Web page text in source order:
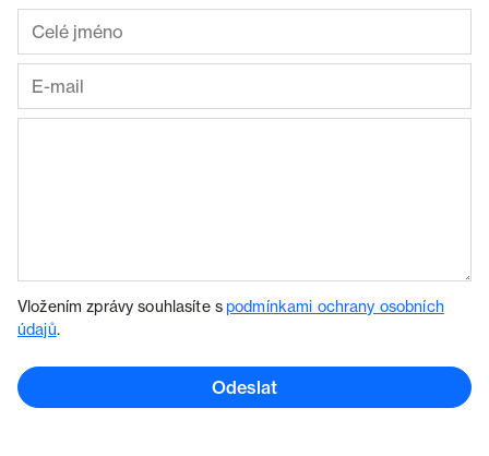
Vložením zprávy souhlasíte spodmínkami ochrany osobních
údajů.
Odeslat